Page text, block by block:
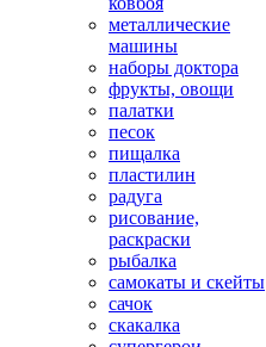
металлические
машины
наборы доктора
фрукты, овощи
палатки
песок
пищалка
пластилин
радуга
рисование,
раскраски
рыбалка
самокаты и скейты
сачок
скакалка